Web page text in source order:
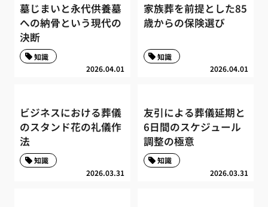
墓じまいと永代供養墓
への納骨という現代の
決断
2026.04.01
知識
家族葬を前提とした85
歳からの保険選び
2026.04.01
知識
ビジネスにおける葬儀
のスタンド花の礼儀作
法
2026.03.31
知識
友引による葬儀延期と
6日間のスケジュール
調整の極意
2026.03.31
知識